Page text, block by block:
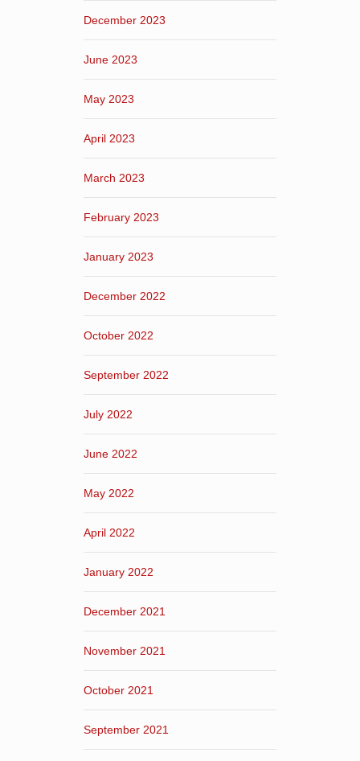
December 2023
June 2023
May 2023
April 2023
March 2023
February 2023
January 2023
December 2022
October 2022
September 2022
July 2022
June 2022
May 2022
April 2022
January 2022
December 2021
November 2021
October 2021
September 2021